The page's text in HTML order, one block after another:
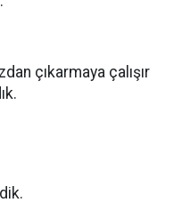
çıkarmaya çalışır